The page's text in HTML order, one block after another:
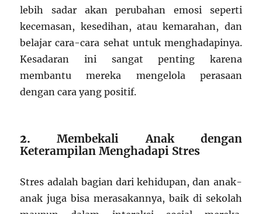
lebih sadar akan perubahan emosi seperti
kecemasan, kesedihan, atau kemarahan, dan
belajar cara-cara sehat untuk menghadapinya.
Kesadaran ini sangat penting karena
membantu mereka mengelola perasaan
dengan cara yang positif.
2.Membekali Anak dengan
Keterampilan Menghadapi Stres
Stres adalah bagian dari kehidupan, dan anak-
anak juga bisa merasakannya, baik di sekolah